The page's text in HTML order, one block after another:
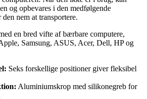
og opbevares i den medfølgende
nem at transportere.
en bred vifte af bærbare computere,
Samsung, ASUS, Acer, Dell, HP og
Seks forskellige positioner giver fleksibel
Aluminiumskrop med silikonegreb for